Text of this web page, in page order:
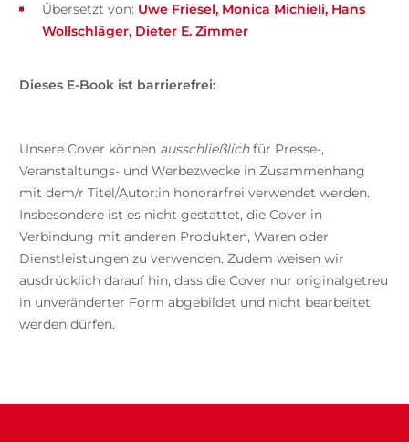
Übersetzt von: Uwe Friesel Monica Michieli Hans
Wollschläger Dieter E. Zimmer
Dieses E-Book ist barrierefrei:
Unsere Cover können ausschließlichfür Presse-,
Veranstaltungs- und Werbezwecke in Zusammenhang
mit dem/r Titel/Autor:in honorarfrei verwendet werden.
Insbesondere ist es nicht gestattet, die Cover in
Verbindung mit anderen Produkten, Waren oder
Dienstleistungen zu verwenden. Zudem weisen wir
ausdrücklich darauf hin, dass die Cover nur originalgetreu
in unveränderter Form abgebildet und nicht bearbeitet
werden dürfen.